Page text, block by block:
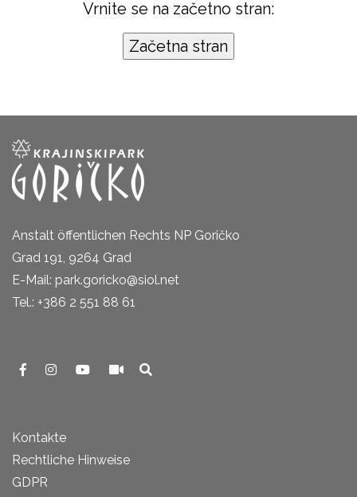
Vrnite se na začetno stran:
Anstalt öffentlichen Rechts NP Goričko
Grad 191, 9264 Grad
E-Mail: park.goricko@siol.net
Tel.: +386 2 551 88 61
Kontakte
Rechtliche Hinweise
GDPR